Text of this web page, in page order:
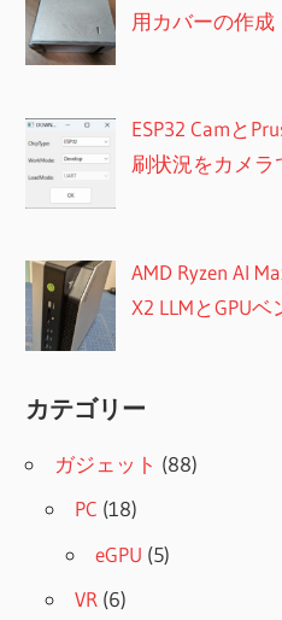
用カバーの作成
ESP32 Camと
刷状況をカメラ
AMD Ryzen AI
X2 LLMとGPU
カテゴリー
ガジェット (88)
PC (18)
eGPU (5)
VR (6)